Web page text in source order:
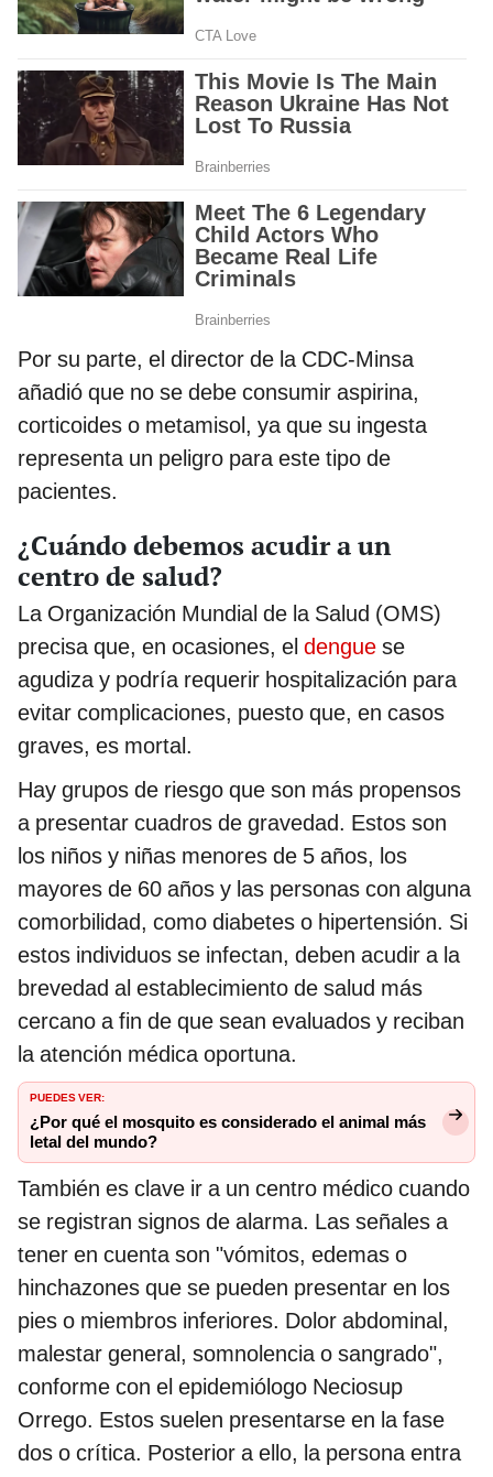
Por su parte, el director de la CDC-Minsa
añadió que no se debe consumir aspirina,
corticoides o metamisol, ya que su ingesta
representa un peligro para este tipo de
pacientes.
¿Cuándo debemos acudir a un
centro de salud?
La Organización Mundial de la Salud (OMS)
precisa que, en ocasiones, el dengue se
agudiza y podría requerir hospitalización para
evitar complicaciones, puesto que, en casos
graves, es mortal.
Hay grupos de riesgo que son más propensos
a presentar cuadros de gravedad. Estos son
los niños y niñas menores de 5 años, los
mayores de 60 años y las personas con alguna
comorbilidad, como diabetes o hipertensión. Si
estos individuos se infectan, deben acudir a la
brevedad al establecimiento de salud más
cercano a fin de que sean evaluados y reciban
la atención médica oportuna.
PUEDES VER:
¿Por qué el mosquito es considerado el animal más
letal del mundo?
También es clave ir a un centro médico cuando
se registran signos de alarma. Las señales a
tener en cuenta son "vómitos, edemas o
hinchazones que se pueden presentar en los
pies o miembros inferiores. Dolor abdominal,
malestar general, somnolencia o sangrado",
conforme con el epidemiólogo Neciosup
Orrego. Estos suelen presentarse en la fase
dos o crítica. Posterior a ello, la persona entra